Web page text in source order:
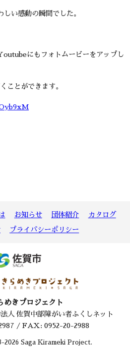
しい感動の瞬間でした。
にもフォトムービーをアップし
ことができます。
お知らせ 団体紹介 カタログ
プライバシーポリシー
めきプロジェクト
人 佐賀中部障がい者ふくしネット
/ FAX: 0952-20-2988
Saga Kirameki Project.